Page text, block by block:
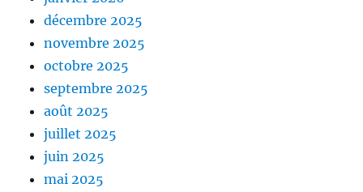
décembre 2025
novembre 2025
octobre 2025
septembre 2025
août 2025
juillet 2025
juin 2025
mai 2025